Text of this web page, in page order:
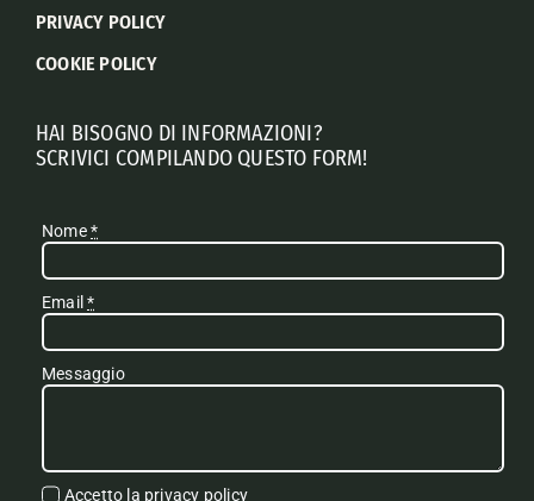
PRIVACY POLICY
COOKIE POLICY
HAI BISOGNO DI INFORMAZIONI?
SCRIVICI COMPILANDO QUESTO FORM!
Nome*
Email*
Messaggio
Accetto la privacy policy